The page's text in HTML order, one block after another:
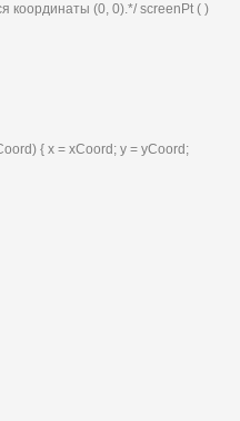
координаты (0, 0).*/ screenPt ( )
{ x = xCoord; у = yCoord;